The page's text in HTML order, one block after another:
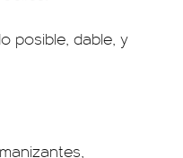
posible, dable, y